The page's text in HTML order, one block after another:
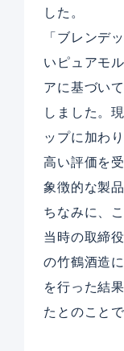
した。
「ブレンデ
いピュアモ
アに基づい
しました。
ップに加わ
高い評価を
象徴的な製
ちなみに、
当時の取締
の竹鶴酒造
を行った結
たとのことで